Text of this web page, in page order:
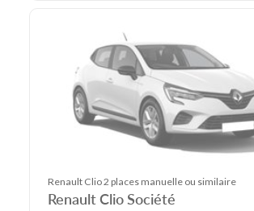
Renault Clio 2 places manuelle ou similaire
Renault Clio Société